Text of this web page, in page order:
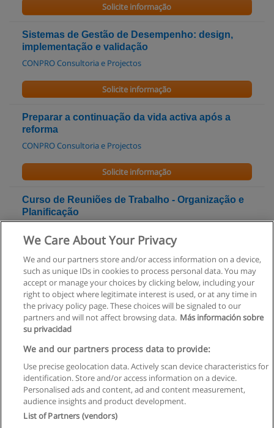
Solicite informação
Sistemas de Gestão de Desempenho: design,
implementação e validação
CONPRO Consultoria e Projectos
Solicite informação
Preparar a continuação da vida activa após a
reforma
CONPRO Consultoria e Projectos
Solicite informação
Curso de Reuniões de Trabalho - Organização e
Planificação
Trabalhadores de Escritório, Comércio, Serviços e Novas
Solicite informação
Regras de uso
Privacidade de dados
Entrar em contato com Educaedu
Copyright © Educaedu Business S.L. - CIF : B-95610580: -
We Care About Your Privacy
We and our partners store and/or access information on a device,
such as unique IDs in cookies to process personal data. You may
accept or manage your choices by clicking below, including your
right to object where legitimate interest is used, or at any time in
the privacy policy page. These choices will be signaled to our
partners and will not affect browsing data. Más información sobre
su privacidad
We and our partners process data to provide:
Use precise geolocation data. Actively scan device characteristics for
identification. Store and/or access information on a device.
Personalised ads and content, ad and content measurement,
audience insights and product development.
List of Partners (vendors)